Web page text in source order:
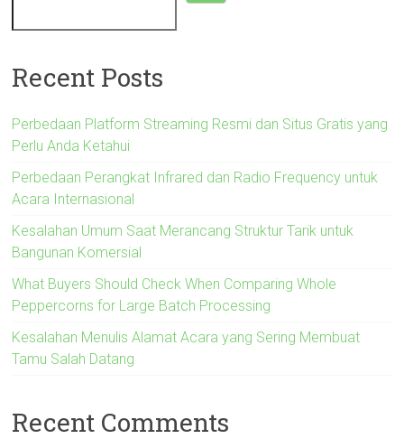
Recent Posts
Perbedaan Platform Streaming Resmi dan Situs Gratis yang
Perlu Anda Ketahui
Perbedaan Perangkat Infrared dan Radio Frequency untuk
Acara Internasional
Kesalahan Umum Saat Merancang Struktur Tarik untuk
Bangunan Komersial
What Buyers Should Check When Comparing Whole
Peppercorns for Large Batch Processing
Kesalahan Menulis Alamat Acara yang Sering Membuat
Tamu Salah Datang
Recent Comments